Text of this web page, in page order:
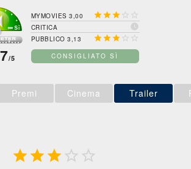
/5
MYMOVIES 3,00   
CRITICA 
PUBBLICO 3,13   
CONSIGLIATO SÌ
Premi Cinema Trailer
  